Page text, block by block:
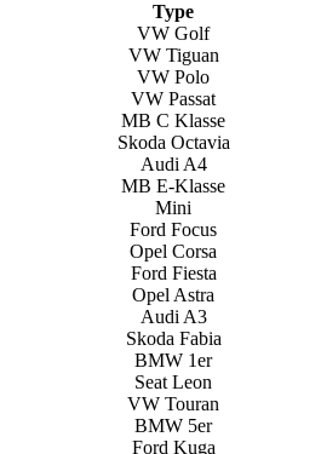
Type
VW Golf
VW Tiguan
VW Polo
VW Passat
MB C Klasse
Skoda Octavia
Audi A4
MB E-Klasse
Mini
Ford Focus
Opel Corsa
Ford Fiesta
Opel Astra
Audi A3
Skoda Fabia
BMW 1er
Seat Leon
VW Touran
BMW 5er
Ford Kuga